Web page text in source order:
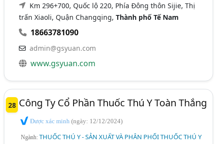
Km 296+700, Quốc lộ 220, Phía Đông thôn Sijie, Thị
trấn Xiaoli, Quận Changqing,Thành phố Tế Nam
18663781090
admin@gsyuan.com
www.gsyuan.com
28 Công Ty Cổ Phần Thuốc Thú Y Toàn Thắng
Được xác minh(ngày: 12/12/2024)
Ngành:THUỐC THÚ Y - SẢN XUẤT VÀ PHÂN PHỐI THUỐC THÚ Y